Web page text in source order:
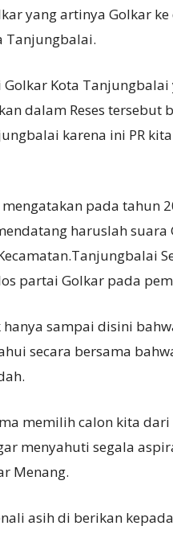
yang artinya Golkar
Tanjungbalai.
Kota
dalam Reses
karena ini PR
pada tahun
haruslah
partai Golkar pada
hanya sampai disini
secara bersama
memilih calon kita
menyahuti segala
Menang.
asih di berikan